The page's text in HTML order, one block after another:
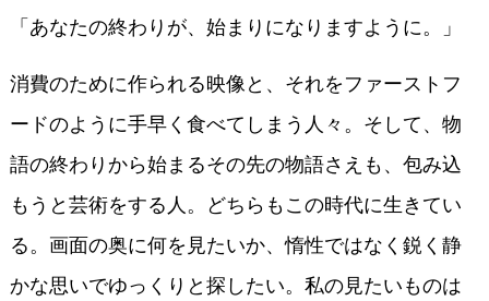
「あなたの終わりが、始まりになりますように。」
消費のために作られる映像と、それをファーストフ
ードのように手早く食べてしまう人々。そして、物
語の終わりから始まるその先の物語さえも、包み込
もうと芸術をする人。どちらもこの時代に生きてい
る。画面の奥に何を見たいか、惰性ではなく鋭く静
かな思いでゆっくりと探したい。私の見たいものは